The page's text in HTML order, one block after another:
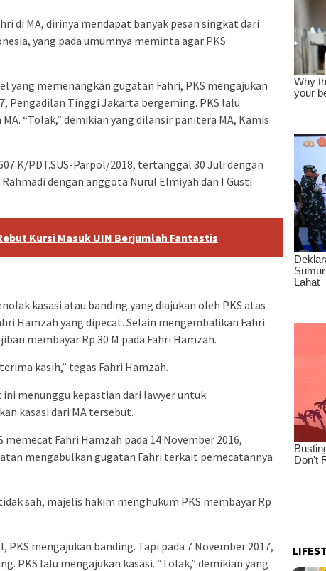
di MA, dirinya mendapat banyak pesan singkat dari
yang pada umumnya meminta agar PKS
yang memenangkan gugatan Fahri, PKS mengajukan
Pengadilan Tinggi Jakarta bergeming. PKS lalu
“Tolak,” demikian yang dilansir panitera MA, Kamis
K/PDT.SUS-Parpol/2018, tertanggal 30 Juli dengan
dengan anggota Nurul Elmiyah dan I Gusti
Kursi Masuk UIN Berjumlah Fantastis
kasasi atau banding yang diajukan oleh PKS atas
Hamzah yang dipecat. Selain mengembalikan Fahri
membayar Rp 30 M pada Fahri Hamzah.
kasih,” tegas Fahri Hamzah.
menunggu kepastian dari lawyer untuk
kasasi dari MA tersebut.
Fahri Hamzah pada 14 November 2016,
mengabulkan gugatan Fahri terkait pemecatannya
sah, majelis hakim menghukum PKS membayar Rp
PKS mengajukan banding. Tapi pada 7 November 2017,
PKS lalu mengajukan kasasi. “Tolak,” demikian yang